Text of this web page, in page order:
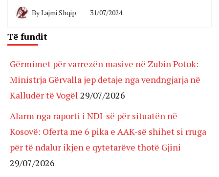
ByLajmi Shqip 31/07/2024
Të fundit
Gërmimet për varrezën masive në Zubin Potok:
Ministrja Gërvalla jep detaje nga vendngjarja në
Kalludër të Vogël 29/07/2026
Alarm nga raporti i NDI-së për situatën në
Kosovë: Oferta me 6 pika e AAK-së shihet si rruga
për të ndalur ikjen e qytetarëve thotë Gjini
29/07/2026